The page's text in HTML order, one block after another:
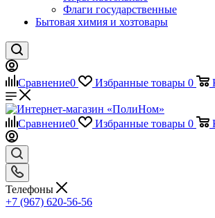
Флаги государственные
Бытовая химия и хозтовары
Сравнение0 Избранные товары 0
Сравнение0 Избранные товары 0
Телефоны
+7 (967) 620-56-56